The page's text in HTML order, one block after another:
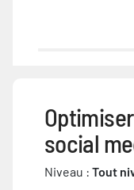
social
Niveau : Tout